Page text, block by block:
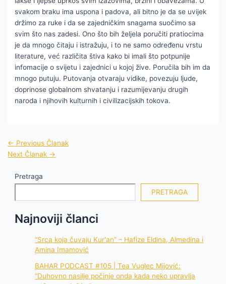
svakom braku ima uspona i padova, ali bitno je da se uvijek
držimo za ruke i da se zajedničkim snagama suočimo sa
svim što nas zadesi. Ono što bih željela poručiti pratiocima
je da mnogo čitaju i istražuju, i to ne samo određenu vrstu
literature, već različita štiva kako bi imali što potpunije
infomacije o svijetu i zajednici u kojoj žive. Poručila bih im da
mnogo putuju. Putovanja otvaraju vidike, povezuju ljude,
doprinose globalnom shvatanju i razumijevanju drugih
naroda i njihovih kulturnih i civilizacijskih tokova.
← Previous Članak
Next Članak →
Pretraga
PRETRAGA
Najnoviji članci
“Srca koja čuvaju Kur'an” – Hafize Eldina, Almedina i
Amina Imamović
BAHAR PODCAST #105 | Tea Vuglec Mijović:
“Duhovno nasilje počinje onda kada neko upravlja